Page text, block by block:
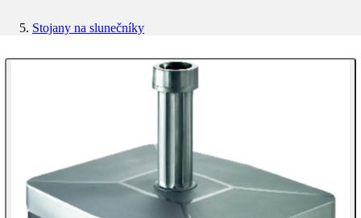
Stojany na slunečníky